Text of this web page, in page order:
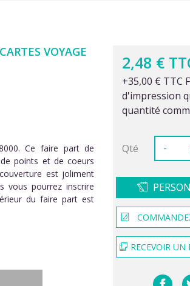
VOYAGE
Ce faire part de
points et de coeurs
est joliment
vous pourrez inscrire
du faire part est
2,48 €
+35,00 € TTC
d'impression
quantité
Qté -
RECEVOIR